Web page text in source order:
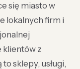
się miasto w
lokalnych firm i
klientów z
sklepy, usługi,